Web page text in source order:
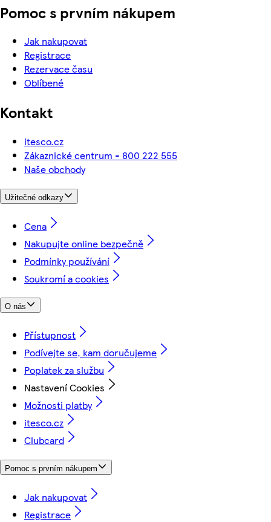
Pomoc s prvním nákupem
Jak nakupovat
Registrace
Rezervace času
Oblíbené
Kontakt
itesco.cz
Zákaznické centrum - 800 222 555
Naše obchody
Užitečné odkazy
Cena
Nakupujte online bezpečně
Podmínky používání
Soukromí a cookies
O nás
Přístupnost
Podívejte se, kam doručujeme
Poplatek za službu
Nastavení Cookies
Možnosti platby
itesco.cz
Clubcard
Pomoc s prvním nákupem
Jak nakupovat
Registrace